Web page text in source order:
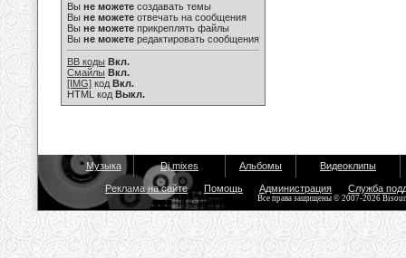
Вы не можете создавать темы
Вы не можете отвечать на сообщения
Вы не можете прикреплять файлы
Вы не можете редактировать сообщения
BB коды Вкл.
Смайлы Вкл.
[IMG] код Вкл.
HTML код Выкл.
Музыка Dj mixes Альбомы Видеоклипы
Реклама на сайте Помощь Администрация Служба
Все права защищены © 2007-2026